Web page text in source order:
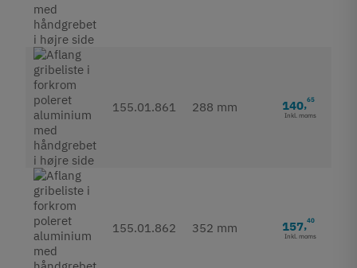
155.01.861 288 mm 140,65
Inkl. moms
155.01.862 352 mm 157,40
Inkl. moms